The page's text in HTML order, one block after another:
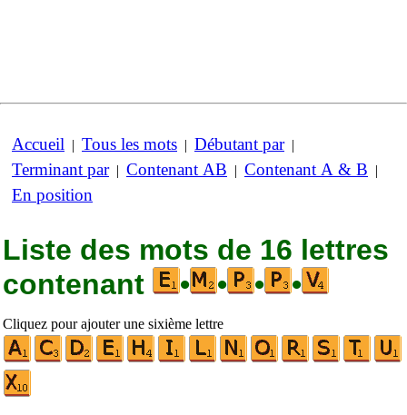
Accueil | Tous les mots | Débutant par|
Terminant par| Contenant AB | Contenant A & B |
En position
Liste des mots de 16 lettres
contenant
• • • •
Cliquez pour ajouter une sixième lettre